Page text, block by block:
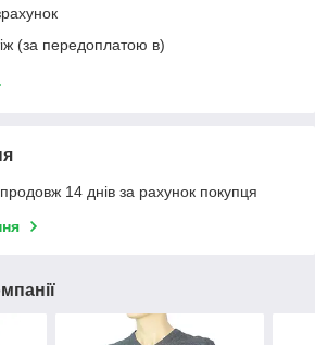
(за передоплатою в)
14 днів за рахунок покупця